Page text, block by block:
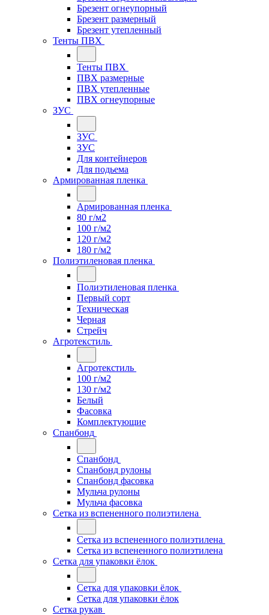
Брезент огнеупорный
Брезент размерный
Брезент утепленный
Тенты ПВХ
Тенты ПВХ
ПВХ размерные
ПВХ утепленные
ПВХ огнеупорные
ЗУС
ЗУС
ЗУС
Для контейнеров
Для подьема
Армированная пленка
Армированная пленка
80 г/м2
100 г/м2
120 г/м2
180 г/м2
Полиэтиленовая пленка
Полиэтиленовая пленка
Первый сорт
Техническая
Черная
Стрейч
Агротекстиль
Агротекстиль
100 г/м2
130 г/м2
Белый
Фасовка
Комплектующие
Спанбонд
Спанбонд
Спанбонд рулоны
Спанбонд фасовка
Мульча рулоны
Мульча фасовка
Сетка из вспененного полиэтилена
Сетка из вспененного полиэтилена
Сетка из вспененного полиэтилена
Сетка для упаковки ёлок
Сетка для упаковки ёлок
Сетка для упаковки ёлок
Сетка рукав